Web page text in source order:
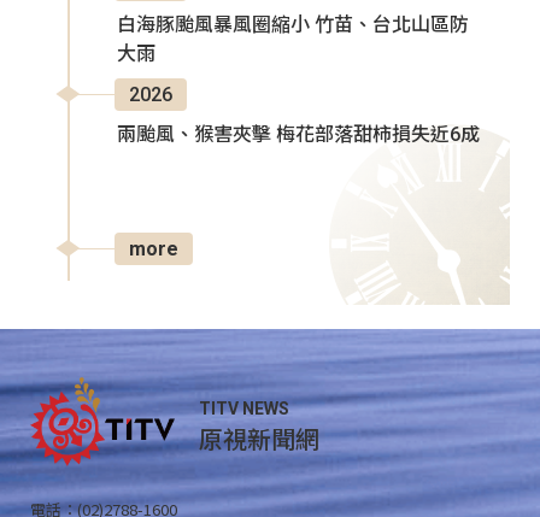
白海豚颱風暴風圈縮小 竹苗、台北山區防
大雨
2026
兩颱風、猴害夾擊 梅花部落甜柿損失近6成
more
TITV NEWS
原視新聞網
電話：(02)2788-1600